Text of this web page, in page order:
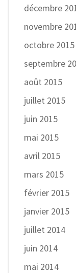
décembre
novembre
octobre 2015
septembre
août 2015
juillet 2015
juin 2015
mai 2015
avril 2015
mars 2015
février 2015
janvier 2015
juillet 2014
juin 2014
mai 2014